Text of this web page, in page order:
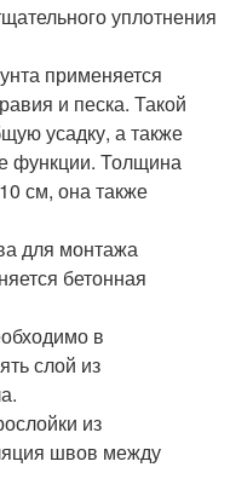
уплотнения
применяется
и песка. Такой
усадку, а также
функции. Толщина
см, она также
для монтажа
бетонная
в
слой из
из
швов между